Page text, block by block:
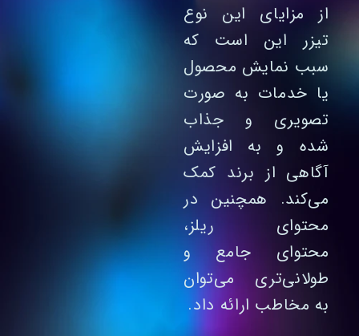
از مزایای این نوع
تیزر این است که
سبب نمایش محصول
یا خدمات به‌ صورت
تصویری و جذاب
شده و به افزایش
آگاهی از برند کمک
می‌کند. همچنین در
محتوای ریلز،
محتوای جامع و
طولانی‌تری می‌توان
به مخاطب ارائه داد.